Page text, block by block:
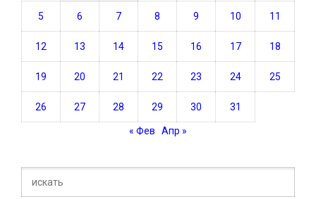
5 6 7 8 9 10 11
12 13 14 15 16 17 18
19 20 21 22 23 24 25
26 27 28 29 30 31
« Фев Апр »